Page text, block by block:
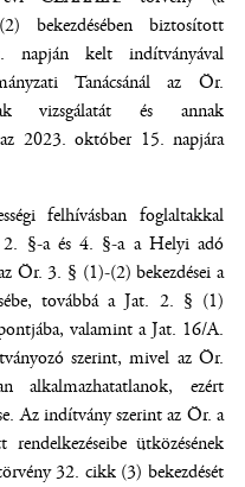
bekezdésében biztosított
kelt indítványával
Tanácsánál az Ör.
vizsgálatát és annak
2023. október 15. napjára
felhívásban foglaltakkal
§-a és 4. §-a a Helyi adó
Ör. 3. § (1)-(2) bekezdései a
továbbá a Jat. 2. § (1)
valamint a Jat. 16/A.
szerint, mivel az Ör.
alkalmazhatatlanok, ezért
Az indítvány szerint az Ör. a
ütközésének
32. cikk (3) bekezdését